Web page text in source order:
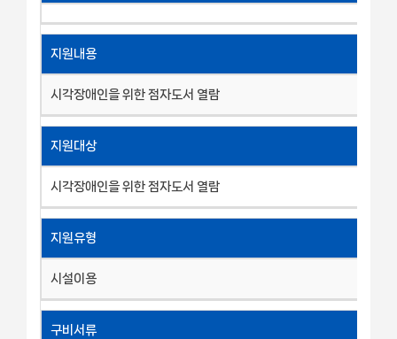
지원내용
시각장애인을 위한 점자도서 열람
지원대상
시각장애인을 위한 점자도서 열람
지원유형
시설이용
구비서류